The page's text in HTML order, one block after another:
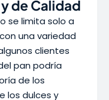
de Calidad
se limita solo a
una variedad
clientes
pan podría
de los
los dulces y